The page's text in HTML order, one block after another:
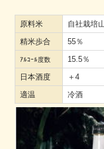
原料米
自社栽培
精米歩合
55％
ｱﾙｺｰﾙ度数
15.5％
日本酒度
＋4
適温
冷酒